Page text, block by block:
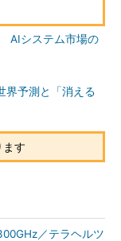
AIシステム市場の
予測と「消える
す
／テラヘルツ